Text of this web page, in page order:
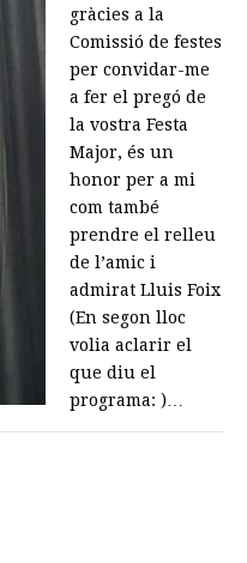
gràcies a la
Comissió de festes
per convidar-me
a fer el pregó de
la vostra Festa
Major, és un
honor per a mi
com també
prendre el relleu
de l’amic i
admirat Lluis Foix
(En segon lloc
volia aclarir el
que diu el
programa: )…